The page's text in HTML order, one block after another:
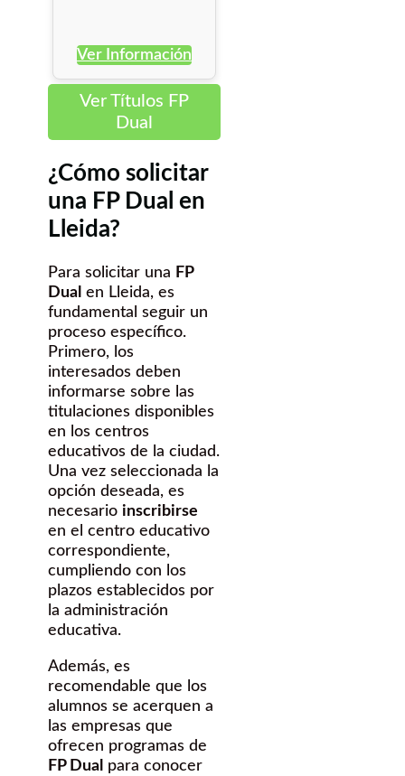
Ver Información
Ver Títulos FP
Dual
¿Cómo solicitar
una FP Dual en
Lleida?
Para solicitar una FP
Dual en Lleida, es
fundamental seguir un
proceso específico.
Primero, los
interesados deben
informarse sobre las
titulaciones disponibles
en los centros
educativos de la ciudad.
Una vez seleccionada la
opción deseada, es
necesario inscribirse
en el centro educativo
correspondiente,
cumpliendo con los
plazos establecidos por
la administración
educativa.
Además, es
recomendable que los
alumnos se acerquen a
las empresas que
ofrecen programas de
FP Dual para conocer